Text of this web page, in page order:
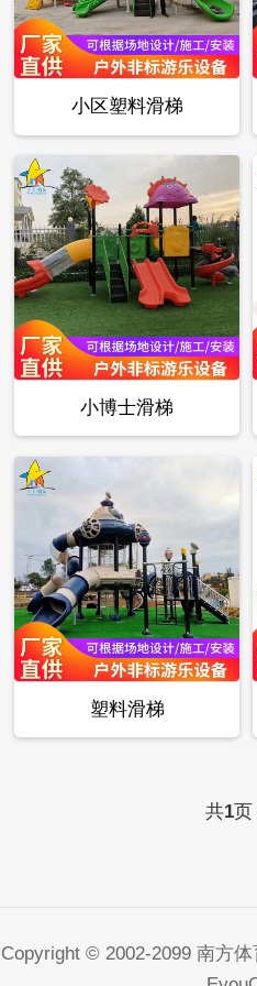
小区塑料滑梯
小博士滑梯
塑料滑梯
共1页
Copyright © 2002-2099 南方